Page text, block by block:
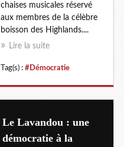
chaises musicales réservé
aux membres de la célèbre
boisson des Highlands....
Lire la suite
Tag(s) : #Démocratie
Le Lavandou : une
démocratie à la